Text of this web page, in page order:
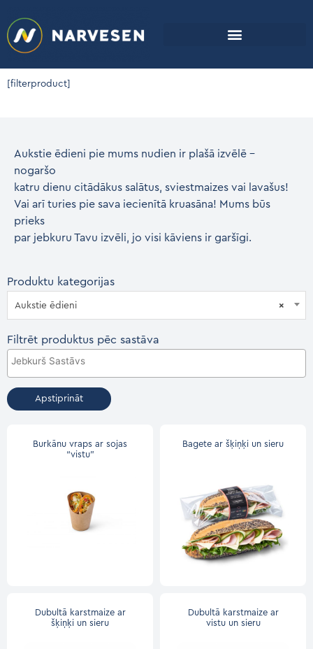
[filterproduct]
Aukstie ēdieni pie mums nudien ir plašā izvēlē –
nogaršo
katru dienu citādākus salātus, sviestmaizes vai lavašus!
Vai arī turies pie sava iecienītā kruasāna! Mums būs
prieks
par jebkuru Tavu izvēli, jo visi kāviens ir garšīgi.
Produktu kategorijas
×
Aukstie ēdieni
Filtrēt produktus pēc sastāva
Apstiprināt
Burkānu vraps ar sojas
“vistu”
Bagete ar šķiņķi un sieru
Dubultā karstmaize ar
šķiņķi un sieru
Dubultā karstmaize ar
vistu un sieru